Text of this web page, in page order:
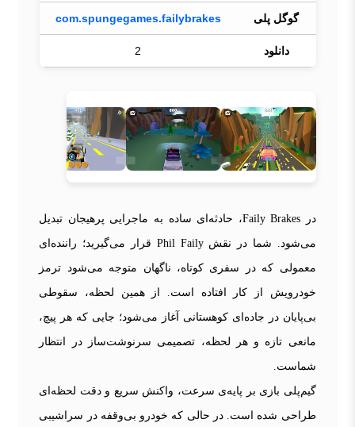
گوگل پلی com.spungegames.failybrakes
دانلود 2
در Faily Brakes، حادثه‌ای ساده به ماجرایی پرهیجان تبدیل
می‌شود. شما در نقش Phil Faily قرار می‌گیرید؛ راننده‌ای
معمولی که در سفری کوتاه، ناگهان متوجه می‌شود ترمز
خودرویش از کار افتاده است. از همین لحظه، سقوطی
بی‌پایان در جاده‌ای کوهستانی آغاز می‌شود؛ جایی که هر پیچ،
مانعی تازه و هر لحظه، تصمیمی سرنوشت‌ساز در انتظار
شماست.
گیم‌پلی بازی بر پایه‌ی سرعت، واکنش سریع و دقت لحظه‌ای
طراحی شده است. در حالی که خودرو بی‌وقفه در سراشیبی